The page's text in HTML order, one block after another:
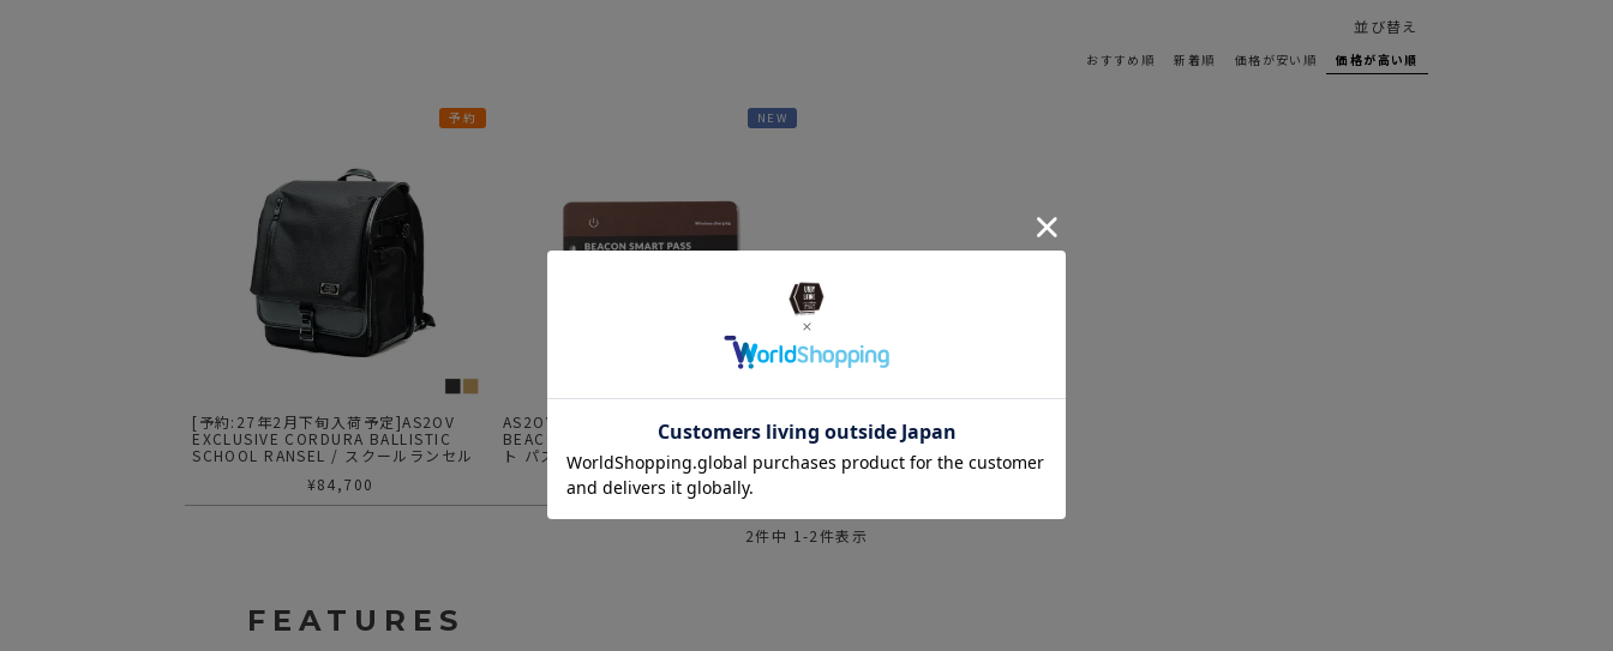
並び替え
おすすめ順 新着順 価格が安い順 価格が高い順
予約
[予約:27年2月下旬入荷予定]AS2OV
EXCLUSIVE CORDURA BALLISTIC
SCHOOL RANSEL / スクールランセル
¥84,700
NEW
AS2OV (アッソブ)
BEACON SMART PASS ビーコン スマー
ト パス
¥3,850
2件中 1 -2件表示
FEATURES